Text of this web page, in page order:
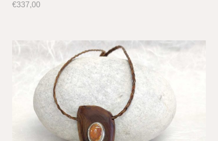
€337,00